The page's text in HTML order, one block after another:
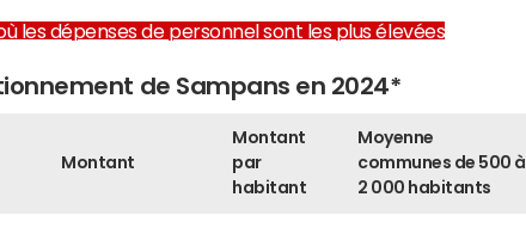
les dépenses de personnel sont les plus élevées
de Sampans en 2024*
Montant
Montant
par
habitant
Moyenne
communes de 500 à
2 000 habitants